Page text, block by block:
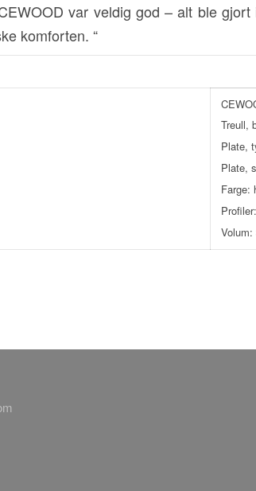
var veldig god – alt ble
komforten. “
Treull,
Plate,
Plate,
Farge:
Volum: